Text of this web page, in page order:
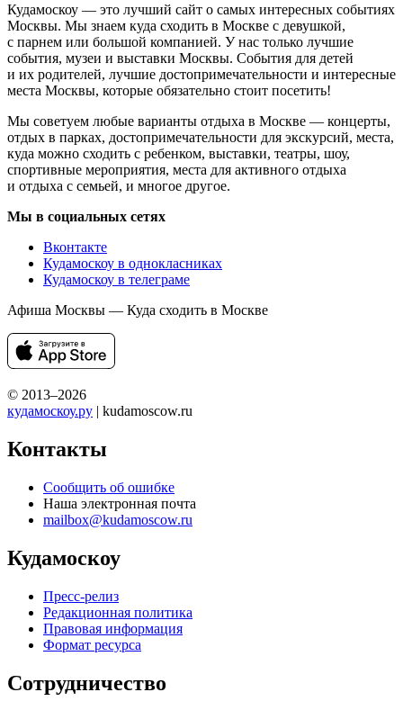
Кудамоскоу — это лучший сайт о самых интересных событиях
Москвы. Мы знаем куда сходить в Москве с девушкой,
с парнем или большой компанией. У нас только лучшие
события, музеи и выставки Москвы. События для детей
и их родителей, лучшие достопримечательности и интересные
места Москвы, которые обязательно стоит посетить!
Мы советуем любые варианты отдыха в Москве — концерты,
отдых в парках, достопримечательности для экскурсий, места,
куда можно сходить с ребенком, выставки, театры, шоу,
спортивные мероприятия, места для активного отдыха
и отдыха с семьей, и многое другое.
Мы в социальных сетях
Вконтакте
Кудамоскоу в однокласниках
Кудамоскоу в телеграме
Афиша Москвы — Куда сходить в Москве
© 2013–2026
кудамоскоу.ру | kudamoscow.ru
Контакты
Сообщить об ошибке
Наша электронная почта
mailbox@kudamoscow.ru
Кудамоскоу
Пресс-релиз
Редакционная политика
Правовая информация
Формат ресурса
Сотрудничество